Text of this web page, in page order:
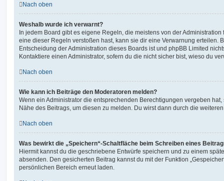
Nach oben
Weshalb wurde ich verwarnt?
In jedem Board gibt es eigene Regeln, die meistens von der
eine dieser Regeln verstoßen hast, kann sie dir eine Verwarnung erteilen.
Entscheidung der Administration dieses Boards ist und phpBB Limited
Kontaktiere einen Administrator, sofern du die nicht sicher bist, wieso du
Nach oben
Wie kann ich Beiträge den Moderatoren melden?
Wenn ein Administrator die entsprechenden Berechtigungen vergeben
Nähe des Beitrags, um diesen zu melden. Du wirst dann durch die
Nach oben
Was bewirkt die „Speichern“-Schaltfläche beim Schreiben eines
Hiermit kannst du die geschriebene Entwürfe speichern und zu einem
absenden. Den gesicherten Beitrag kannst du mit der Funktion
persönlichen Bereich erneut laden.